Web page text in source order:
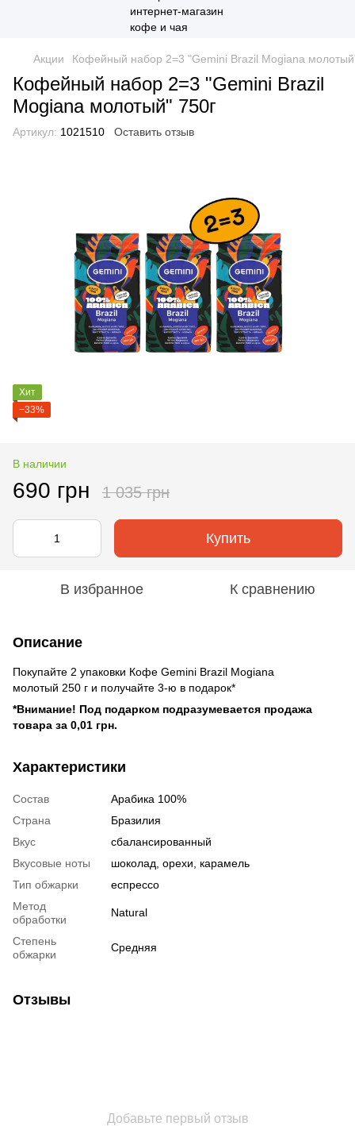
Акции Кофейный набор 2=3 "Gemini Brazil Mogiana
Кофейный набор 2=3 "Gemini Brazil
Mogiana молотый" 750г
Артикул: 1021510 Оставить отзыв
Хит
−33%
В наличии
690 грн 1 035 грн
Купить
В избранное К сравнению
Описание
Покупайте 2 упаковки Кофе Gemini Brazil Mogiana
молотый 250 г и получайте 3-ю в подарок*
*Внимание! Под подарком подразумевается продажа
товара за 0,01 грн.
Характеристики
Состав
Арабика 100%
Страна
Бразилия
Вкус
сбалансированный
Вкусовые ноты
шоколад, орехи, карамель
Тип обжарки
еспрессо
Метод
обработки
Natural
Степень
обжарки
Средняя
Отзывы
Добавьте первый отзыв